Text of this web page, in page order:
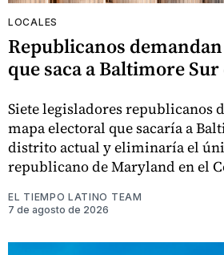
LOCALES
Republicanos
que saca a Baltimore
Siete legisladores republicanos
mapa electoral que sacaría a
distrito actual y eliminaría el
republicano de Maryland en el
EL TIEMPO LATINO TEAM
7 de agosto de 2026